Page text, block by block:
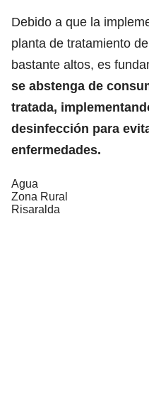
Debido a que la
planta de tratamiento
bastante altos, es
se abstenga de
tratada,
desinfección para
enfermedades.
Agua
Zona Rural
Risaralda